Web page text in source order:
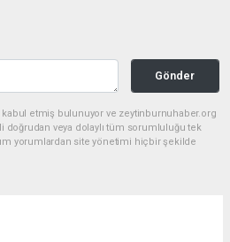
Gönder
kabul etmiş bulunuyor ve zeytinburnuhaber.org
doğrudan veya dolaylı tüm sorumluluğu tek
yorumlardan site yönetimi hiçbir şekilde